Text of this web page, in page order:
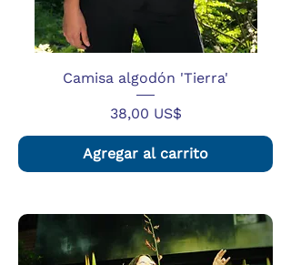
Camisa algodón 'Tierra'
Precio
38,00 US$
Agregar al carrito